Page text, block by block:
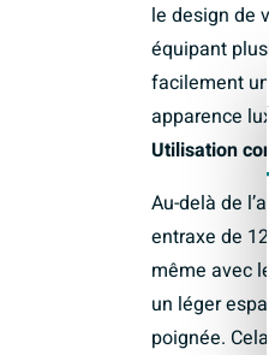
le design de
équipant
facilement
apparence
Utilisation
Au-delà de
entraxe de
même avec
un léger
poignée.